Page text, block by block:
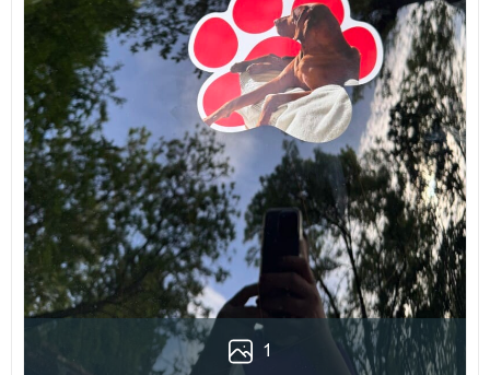
1